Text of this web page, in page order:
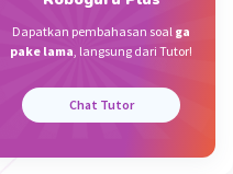
Balas
Dapatkan pembahasan soal ga
pake lama, langsung dari Tutor!
Chat Tutor